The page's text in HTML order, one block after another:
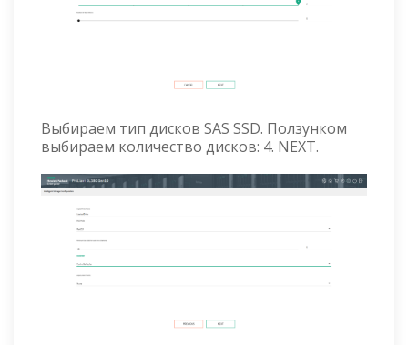
Выбираем тип дисков SAS SSD. Ползунком
выбираем количество дисков: 4. NEXT.